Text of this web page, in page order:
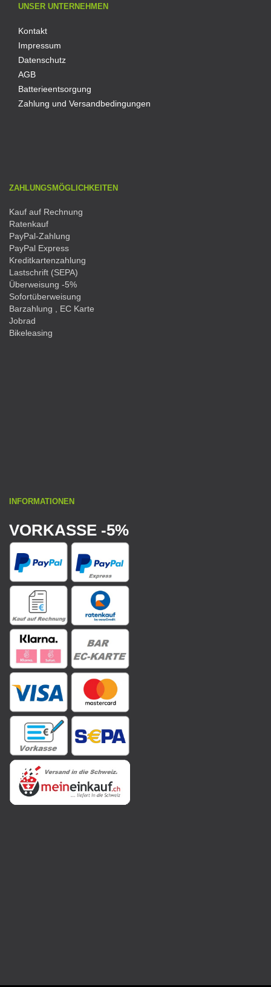
UNSER UNTERNEHMEN
Kontakt
Impressum
Datenschutz
AGB
Batterieentsorgung
Zahlung und Versandbedingungen
ZAHLUNGSMÖGLICHKEITEN
Kauf auf Rechnung
Ratenkauf
PayPal-Zahlung
PayPal Express
Kreditkartenzahlung
Lastschrift (SEPA)
Überweisung -5%
Sofortüberweisung
Barzahlung , EC Karte
Jobrad
Bikeleasing
INFORMATIONEN
VORKASSE -5%